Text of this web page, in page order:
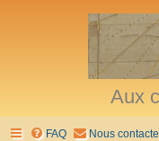
Aux
FAQ Nous